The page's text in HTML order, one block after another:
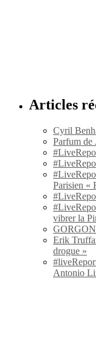
Articles
Cyril
Parfum
Parisien «
vibrer la
Erik
drogue »
Antonio